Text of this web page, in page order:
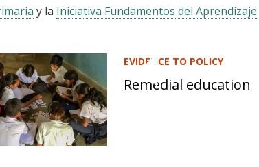
y la Iniciativa Fundamentos del Aprendizaje.
EVIDENCE TO POLICY
Remedial education